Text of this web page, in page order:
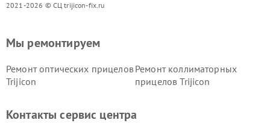
2021-2026 © СЦ trijicon-fix.ru
Мы ремонтируем
Ремонт оптических прицелов
Trijicon
Ремонт коллиматорных
прицелов Trijicon
Контакты сервис центра